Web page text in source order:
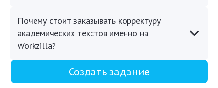
Почему стоит заказывать корректуру
академических текстов именно на
Workzilla?
Создать задание